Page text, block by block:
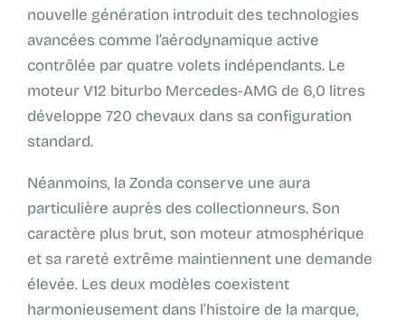
nouvelle génération introduit des technologies
avancées comme l’aérodynamique active
contrôlée par quatre volets indépendants. Le
moteur V12 biturbo Mercedes-AMG de 6,0 litres
développe 720 chevaux dans sa configuration
standard.
Néanmoins, la Zonda conserve une aura
particulière auprès des collectionneurs. Son
caractère plus brut, son moteur atmosphérique
et sa rareté extrême maintiennent une demande
élevée. Les deux modèles coexistent
harmonieusement dans l’histoire de la marque,